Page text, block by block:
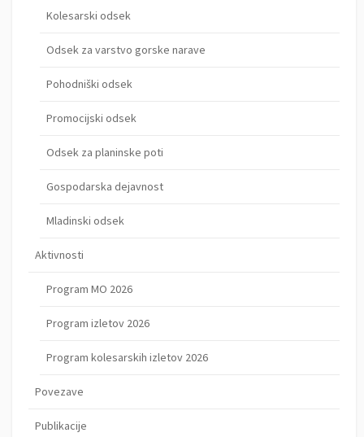
Kolesarski odsek
Odsek za varstvo gorske narave
Pohodniški odsek
Promocijski odsek
Odsek za planinske poti
Gospodarska dejavnost
Mladinski odsek
Aktivnosti
Program MO 2026
Program izletov 2026
Program kolesarskih izletov 2026
Povezave
Publikacije